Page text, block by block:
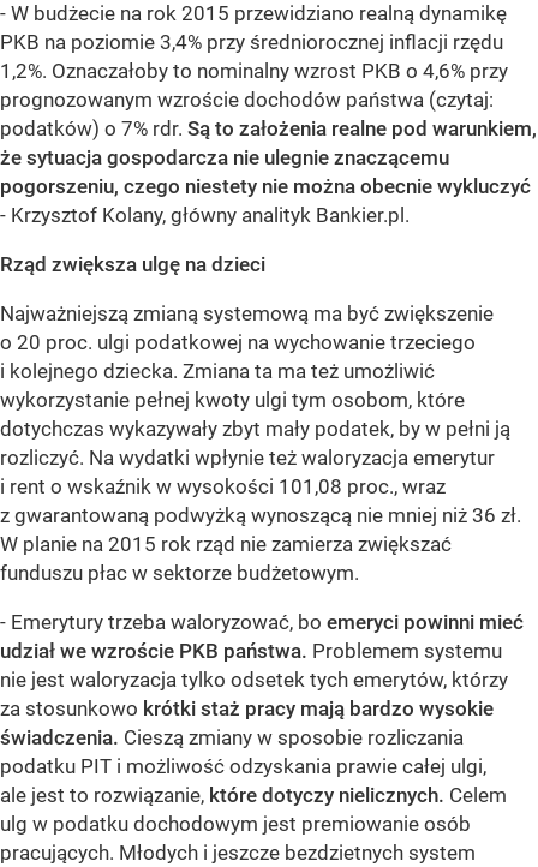
- W budżecie na rok 2015 przewidziano realną dynamikę
PKB na poziomie 3,4% przy średniorocznej inflacji rzędu
1,2%. Oznaczałoby to nominalny wzrost PKB o 4,6% przy
prognozowanym wzroście dochodów państwa (czytaj:
podatków) o 7% rdr. Są to założenia realne pod warunkiem,
że sytuacja gospodarcza nie ulegnie znaczącemu
pogorszeniu, czego niestety nie można obecnie wykluczyć
- Krzysztof Kolany, główny analityk Bankier.pl.
Rząd zwiększa ulgę na dzieci
Najważniejszą zmianą systemową ma być zwiększenie
o 20 proc. ulgi podatkowej na wychowanie trzeciego
i kolejnego dziecka. Zmiana ta ma też umożliwić
wykorzystanie pełnej kwoty ulgi tym osobom, które
dotychczas wykazywały zbyt mały podatek, by w pełni ją
rozliczyć. Na wydatki wpłynie też waloryzacja emerytur
i rent o wskaźnik w wysokości 101,08 proc., wraz
z gwarantowaną podwyżką wynoszącą nie mniej niż 36 zł.
W planie na 2015 rok rząd nie zamierza zwiększać
funduszu płac w sektorze budżetowym.
- Emerytury trzeba waloryzować, bo emeryci powinni mieć
udział we wzroście PKB państwa. Problemem systemu
nie jest waloryzacja tylko odsetek tych emerytów, którzy
za stosunkowo krótki staż pracy mają bardzo wysokie
świadczenia. Cieszą zmiany w sposobie rozliczania
podatku PIT i możliwość odzyskania prawie całej ulgi,
ale jest to rozwiązanie, które dotyczy nielicznych. Celem
ulg w podatku dochodowym jest premiowanie osób
pracujących. Młodych i jeszcze bezdzietnych system